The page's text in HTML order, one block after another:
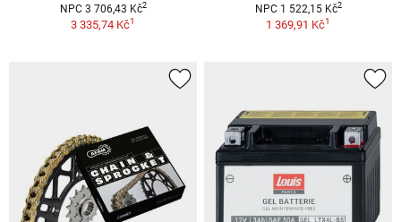
NPC 3 706,43 Kč2
3 335,74 Kč1
NPC 1 522,15 Kč2
1 369,91 Kč1